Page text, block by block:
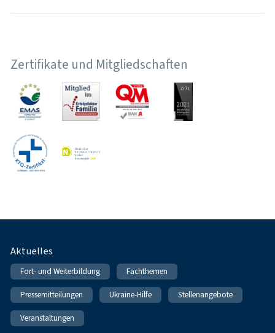
Zertifikate und Mitgliedschaften
Fußnavigation
Aktuelles
Fort- und Weiterbildung Fachthemen
Pressemitteilungen Ukraine-Hilfe Stellenangebote
Veranstaltungen